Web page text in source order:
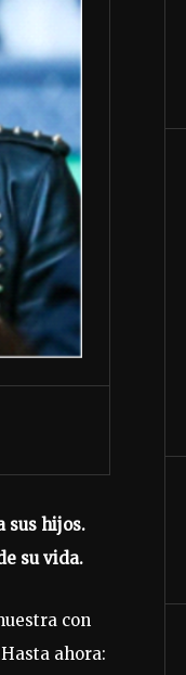
sus hijos.
su vida.
con
ahora: